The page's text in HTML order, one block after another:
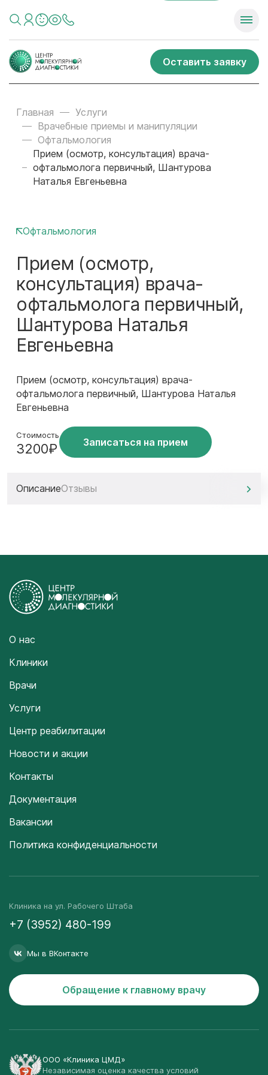
Оставить заявку
Главная
Услуги
Врачебные приемы и манипуляции
Офтальмология
Прием (осмотр, консультация) врача-
офтальмолога первичный, Шантурова
Наталья Евгеньевна
Офтальмология
Прием (осмотр,
консультация) врача-
офтальмолога первичный,
Шантурова Наталья
Евгеньевна
Прием (осмотр, консультация) врача-
офтальмолога первичный, Шантурова Наталья
Евгеньевна
Стоимость
3200₽ Записаться на прием
ОписаниеОтзывы
О нас
Клиники
Врачи
Услуги
Центр реабилитации
Новости и акции
Контакты
Документация
Вакансии
Политика конфиденциальности
Клиника на ул. Рабочего Штаба
+7 (3952) 480-199
Мы в ВКонтакте
Обращение к главному врачу
ООО «Клиника ЦМД»
Независимая оценка качества условий